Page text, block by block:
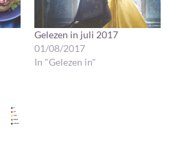
Gelezen in juli 2017
01/08/2017
In "Gelezen in"